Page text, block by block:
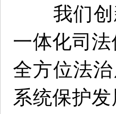
我们创新
一体化司
全方位法
系统保护